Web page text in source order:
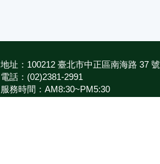
地址：100212 臺北市中正區南海路 37 號
電話：(02)2381-2991
服務時間：AM8:30~PM5:30